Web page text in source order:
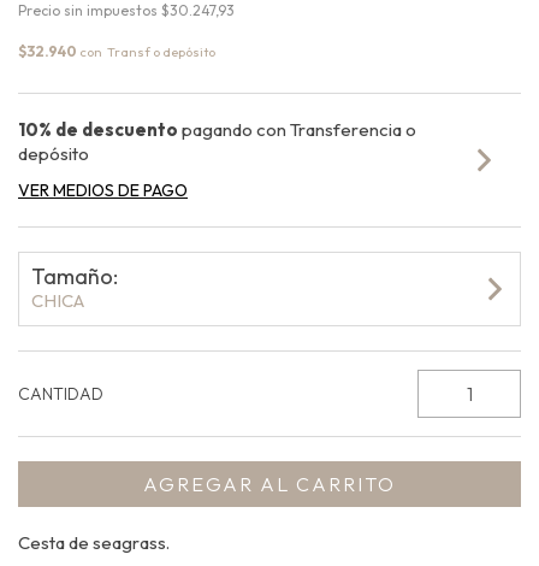
Precio sin impuestos $30.247,93
$32.940 con
10% de descuento pagando con Transferencia o
depósito
VER MEDIOS DE PAGO
Tamaño:
CHICA
CANTIDAD
Cesta de seagrass.